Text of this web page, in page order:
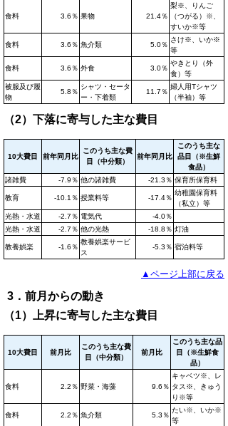
食料 3.6％ 果物 21.4％
梨※、りんご
（つがる）※、
すいか※等
食料 3.6％ 魚介類 5.0％
さけ※、いか※
等
食料 3.6％ 外食 3.0％
やきとり（外
食）等
被服及び履
物
5.8％
シャツ・セータ
ー・下着類
11.7％
婦人用Tシャツ
（半袖）等
（2）下落に寄与した主な費目
10大費目 前年同月比
このうち主な費
目（中分類）
前年同月比
このうち主な
品目（※生鮮
食品）
諸雑費
-7.9％ 他の諸雑費 -21.3％ 保育所保育料
教育 -10.1％ 授業料等 -17.4％
幼稚園保育料
（私立）等
光熱・水道
-2.7％ 電気代
-4.0％
光熱・水道
-2.7％ 他の光熱 -18.8％ 灯油
教養娯楽 -1.6％
教養娯楽サービ
ス
-5.3％ 宿泊料等
▲ページ上部に戻る
3．前月からの動き
（1）上昇に寄与した主な費目
10大費目 前月比
このうち主な費
目（中分類）
前月比
このうち主な品
目（※生鮮食
品）
食料 2.2％ 野菜・海藻 9.6％
キャベツ※、レ
タス※、きゅう
り※等
食料 2.2％ 魚介類 5.3％
たい※、いか※
等